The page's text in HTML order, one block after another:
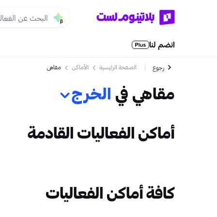
انضم لنا
رجوع الصفحة الرئيسية الأماكن مقاهي
مقاهي في الخرج
أماكن الفعاليات القادمة
كافة أماكن الفعاليات